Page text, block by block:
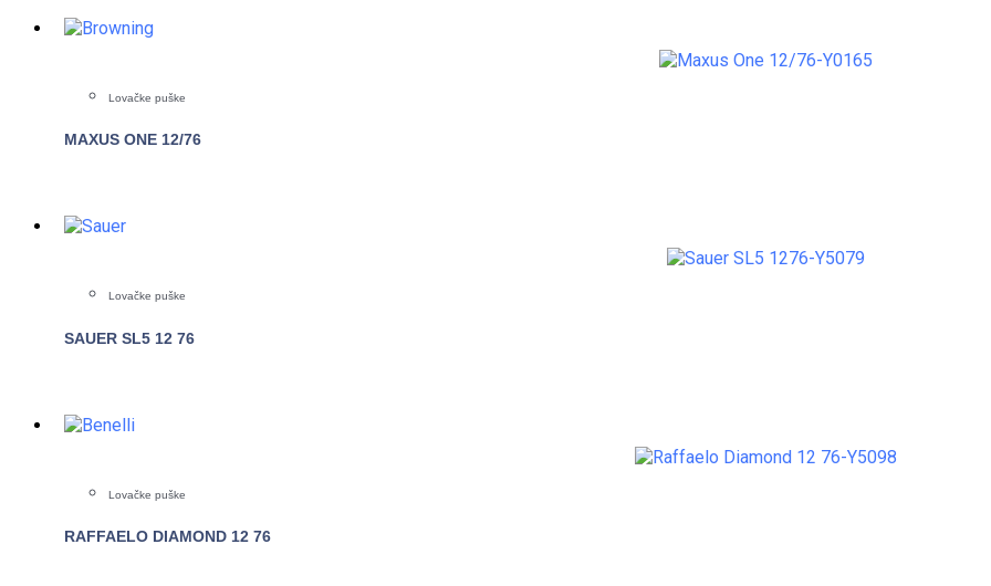
Lovačke puške
MAXUS ONE 12/76
Lovačke puške
SAUER SL5 12 76
Lovačke puške
RAFFAELO DIAMOND 12 76